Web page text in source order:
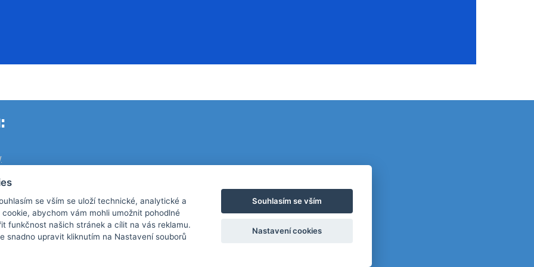
se vším se uloží technické, analytické a
abychom vám mohli umožnit pohodlné
funkčnost našich stránek a cílit na vás reklamu.
snadno upravit kliknutím na Nastavení souborů
Souhlasím se vším
Nastavení cookies